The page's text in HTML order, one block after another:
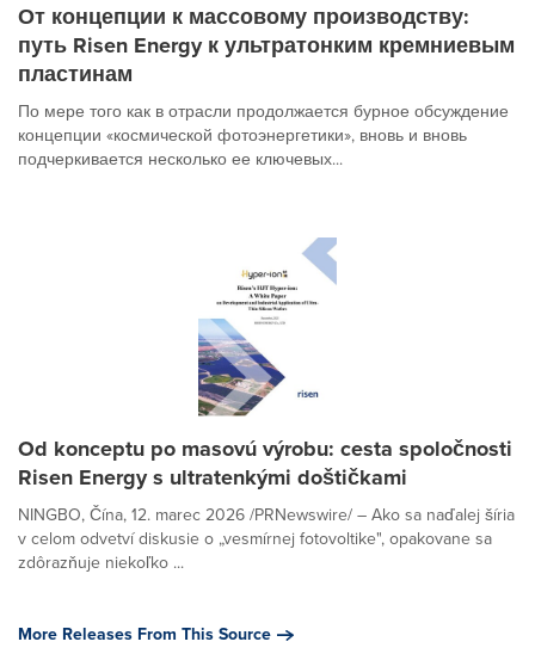
От концепции к массовому производству:
путь Risen Energy к ультратонким кремниевым
пластинам
По мере того как в отрасли продолжается бурное обсуждение
концепции «космической фотоэнергетики», вновь и вновь
подчеркивается несколько ее ключевых...
Od konceptu po masovú výrobu: cesta spoločnosti
Risen Energy s ultratenkými doštičkami
NINGBO, Čína, 12. marec 2026 /PRNewswire/ – Ako sa naďalej šíria
v celom odvetví diskusie o „vesmírnej fotovoltike", opakovane sa
zdôrazňuje niekoľko ...
More Releases From This Source